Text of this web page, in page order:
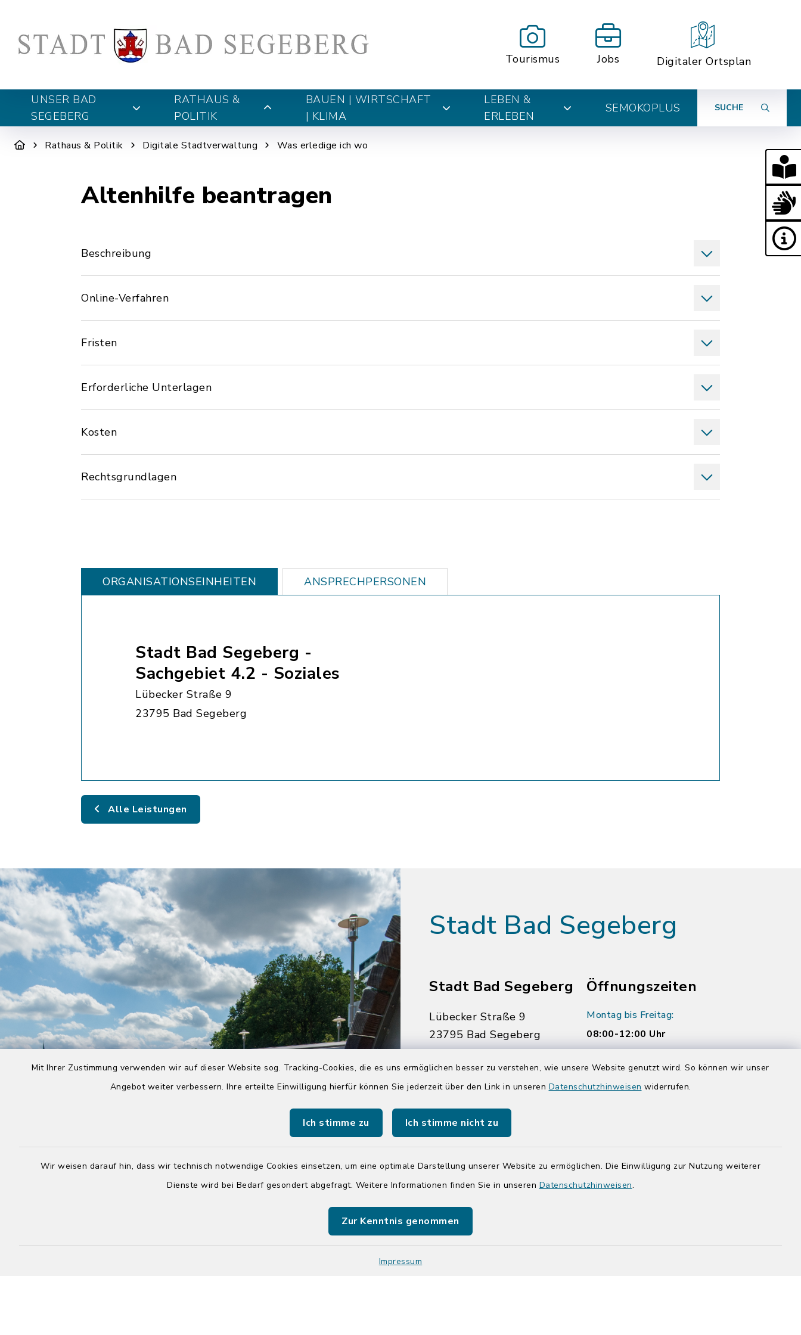
Mit Ihrer Zustimmung verwenden wir auf dieser Website sog. Tracking-Cookies, die es uns ermöglichen besser zu verstehen, wie unsere Website genutzt wird. So können wir unser
Angebot weiter verbessern. Ihre erteilte Einwilligung hierfür können Sie jederzeit über den Link in unseren Datenschutzhinweisen widerrufen.
Ich stimme zu Ich stimme nicht zu
Wir weisen darauf hin, dass wir technisch notwendige Cookies einsetzen, um eine optimale Darstellung unserer Website zu ermöglichen. Die Einwilligung zur Nutzung weiterer
Dienste wird bei Bedarf gesondert abgefragt. Weitere Informationen finden Sie in unseren Datenschutzhinweisen.
Zur Kenntnis genommen
Impressum
Tourismus Jobs Digitaler Ortsplan
UNSER BAD
SEGEBERG
RATHAUS &
POLITIK
BAUEN | WIRTSCHAFT
| KLIMA
LEBEN &
ERLEBEN
SEMOKOPLUS SUCHE
Rathaus & Politik Digitale Stadtverwaltung Was erledige ich wo
Altenhilfe beantragen
Beschreibung
Online-Verfahren
Fristen
Erforderliche Unterlagen
Kosten
Rechtsgrundlagen
ORGANISATIONS­EINHEITEN ANSPRECHPERSONEN
Stadt Bad Segeberg -
Sachgebiet 4.2 - Soziales
Lübecker Straße 9
23795 Bad Segeberg
Alle Leistungen
Stadt Bad Segeberg
Stadt Bad Segeberg
Lübecker Straße 9
23795 Bad Segeberg
youtube
Öffnungszeiten
Montag bis Freitag:
08:00-12:00 Uhr
Donnerstag zusätzlich:
14:00-17:00 Uhr
Quicklinks
Kreis Segeberg
Tourist-Info der Stadt Bad
Segeberg